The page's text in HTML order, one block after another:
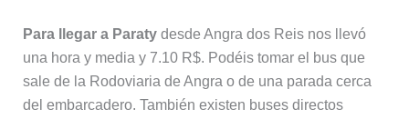
Para llegar a Paratydesde Angra dos Reis nos llevó
una hora y media y 7.10 R$. Podéis tomar el bus que
sale de la Rodoviaria de Angra o de una parada cerca
del embarcadero. También existen buses directos